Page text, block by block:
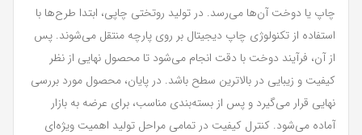
چاپ یا دوخت آن‌ها می‌رسد. در تولید روتختی چاپی، ابتدا طرح‌ها با
استفاده از تکنولوژی چاپ دیجیتال بر روی پارچه منتقل می‌شوند. پس
از آن، فرآیند دوخت با دقت انجام می‌شود تا محصول نهایی از نظر
کیفیت و زیبایی در بالاترین سطح باشد. در پایان، محصول مورد بررسی
نهایی قرار می‌گیرد و پس از بسته‌بندی مناسب، برای عرضه به بازار
آماده می‌شود. کنترل کیفیت در تمامی مراحل تولید اهمیت ویژه‌ای